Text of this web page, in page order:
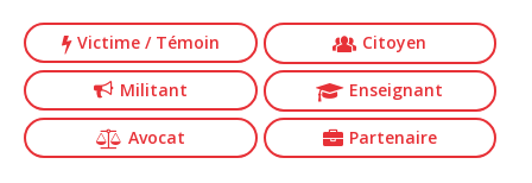
Victime / Témoin Citoyen
Militant Enseignant
Avocat Partenaire